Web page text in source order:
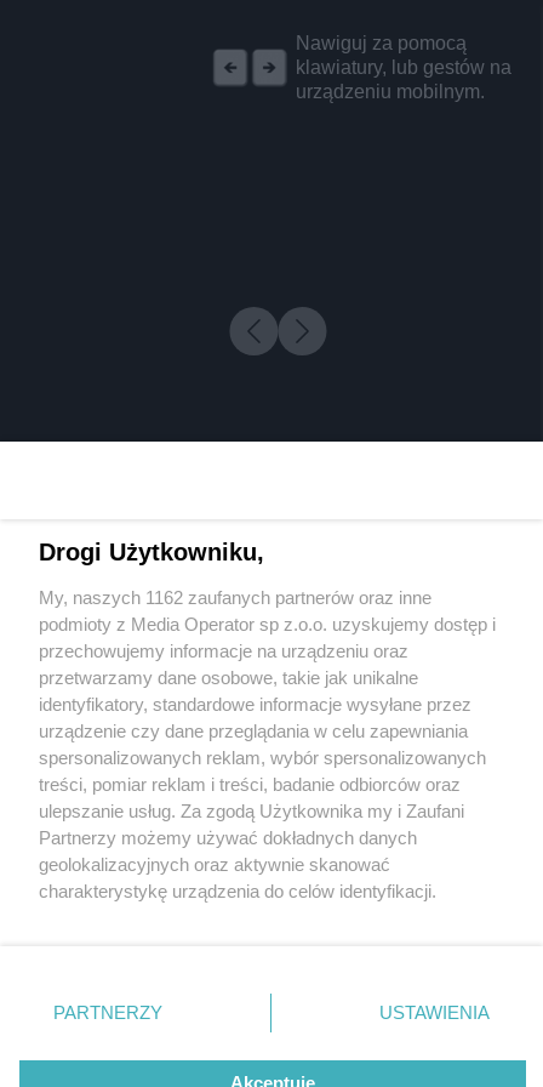
Nawiguj za pomocą
klawiatury, lub gestów na
urządzeniu mobilnym.
3 / 0
Wydawca mediów lokalnych
Nie zapomnij
zapoznać się z:
polityką prywatności regulamin korzystania z portali
Twojemiasto
Piekary Śląskie
Chorzów
Tarnowskie Góry
Gliwice
Skontakuj sięz nami
Kontakt
Wydawca
Redakcja
Drogi Użytkowniku,
My, naszych 1162 zaufanych partnerów oraz inne
podmioty z Media Operator sp z.o.o. uzyskujemy dostęp i
przechowujemy informacje na urządzeniu oraz
przetwarzamy dane osobowe, takie jak unikalne
identyfikatory, standardowe informacje wysyłane przez
urządzenie czy dane przeglądania w celu zapewniania
spersonalizowanych reklam, wybór spersonalizowanych
treści, pomiar reklam i treści, badanie odbiorców oraz
ulepszanie usług. Za zgodą Użytkownika my i Zaufani
Partnerzy możemy używać dokładnych danych
geolokalizacyjnych oraz aktywnie skanować
charakterystykę urządzenia do celów identyfikacji.
zmienić/wycofać klikając przycisk ustawień prywatności
znajdujący się w lewym dolnym rogu strony
rodzaje przetwarzania danych nie wymagają zgody
użytkownika, ale masz prawo sprzeciwić się takiemu
PARTNERZY USTAWIENIA
Akceptuję